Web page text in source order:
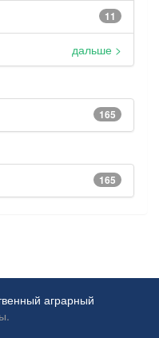
11
дальше >
165
165
аграрный